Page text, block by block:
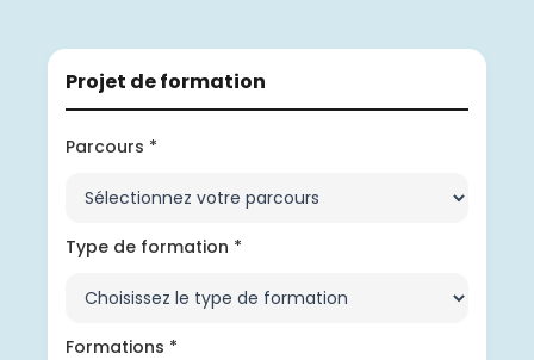
Projet de formation
Parcours *
Type de formation *
Formations *